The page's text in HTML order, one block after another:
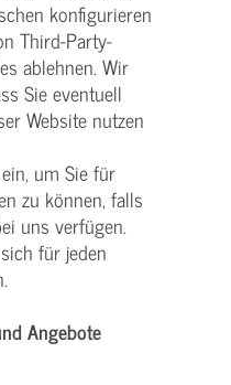
konfigurieren
Third-Party-
ablehnen. Wir
Sie eventuell
Website nutzen
um Sie für
zu können, falls
uns verfügen.
für jeden
Angebote